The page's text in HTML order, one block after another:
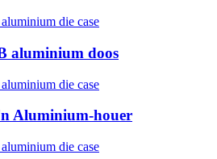
aluminium doos
Aluminium-houer